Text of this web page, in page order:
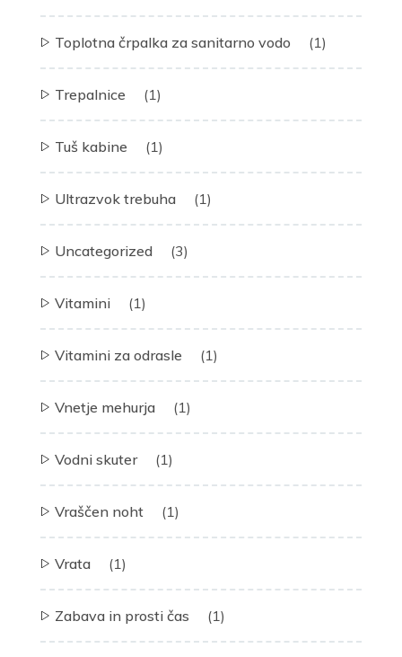
Toplotna črpalka za sanitarno vodo (1)
Trepalnice (1)
Tuš kabine (1)
Ultrazvok trebuha (1)
Uncategorized (3)
Vitamini (1)
Vitamini za odrasle (1)
Vnetje mehurja (1)
Vodni skuter (1)
Vraščen noht (1)
Vrata (1)
Zabava in prosti čas (1)